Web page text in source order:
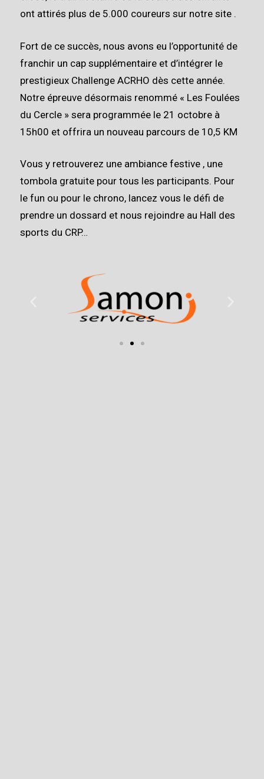
ont attirés plus de 5.000 coureurs sur notre site .
Fort de ce succès, nous avons eu l’opportunité de
franchir un cap supplémentaire et d’intégrer le
prestigieux Challenge ACRHO dès cette année.
Notre épreuve désormais renommé « Les Foulées
du Cercle » sera programmée le 21 octobre à
15h00 et offrira un nouveau parcours de 10,5 KM
Vous y retrouverez une ambiance festive , une
tombola gratuite pour tous les participants. Pour
le fun ou pour le chrono, lancez vous le défi de
prendre un dossard et nous rejoindre au Hall des
sports du CRP…